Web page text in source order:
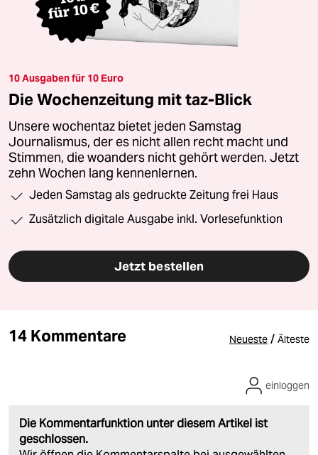
10 Ausgaben für 10 Euro
Die Wochenzeitung mit taz-Blick
Unsere wochentaz bietet jeden Samstag
Journalismus, der es nicht allen recht macht und
Stimmen, die woanders nicht gehört werden. Jetzt
zehn Wochen lang kennenlernen.
Jeden Samstag als gedruckte Zeitung frei Haus
Zusätzlich digitale Ausgabe inkl. Vorlesefunktion
Jetzt bestellen
14 Kommentare Neueste / Älteste
Die Kommentarfunktion unter diesem Artikel ist
geschlossen.
einloggen